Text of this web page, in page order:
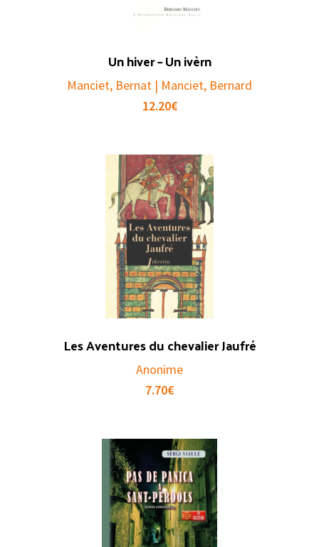
Un hiver – Un ivèrn
Manciet, Bernat | Manciet, Bernard
12.20€
Les Aventures du chevalier Jaufré
Anonime
7.70€